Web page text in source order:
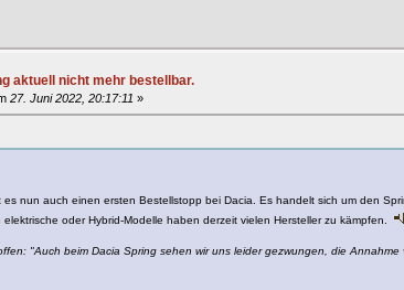
aktuell nicht mehr bestellbar.
27. Juni 2022, 20:17:11 »
nun auch einen ersten Bestellstopp bei Dacia. Es handelt sich um den
oder Hybrid-Modelle haben derzeit vielen Hersteller zu kämpfen.
"Auch beim Dacia Spring sehen wir uns leider gezwungen, die